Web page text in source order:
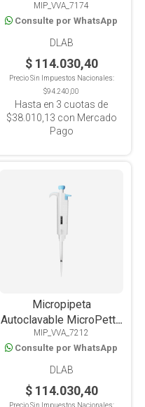
Plus Volumen Variable 2-
20ul
MIP_VVA_7174
Consulte por WhatsApp
DLAB
$ 114.030,40
Precio Sin Impuestos Nacionales:
$94.240,00
Hasta en 3 cuotas de
$38.010,13 con Mercado
Pago
Micropipeta
Autoclavable MicroPette
Plus Volumen Variable 5-
50ul
MIP_VVA_7212
Consulte por WhatsApp
DLAB
$ 114.030,40
Precio Sin Impuestos Nacionales: